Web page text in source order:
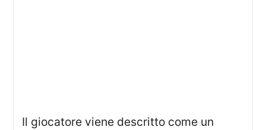
Il giocatore viene descritto come un